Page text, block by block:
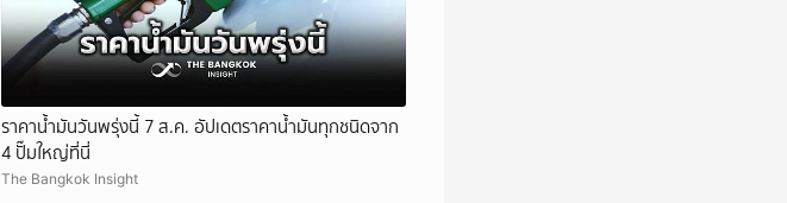
ราคาน้ำมันวันพรุ่งนี้ 7 ส.ค. อัปเดตราคาน้ำมันทุกชนิดจาก
4 ปั๊มใหญ่ที่นี่
The Bangkok Insight